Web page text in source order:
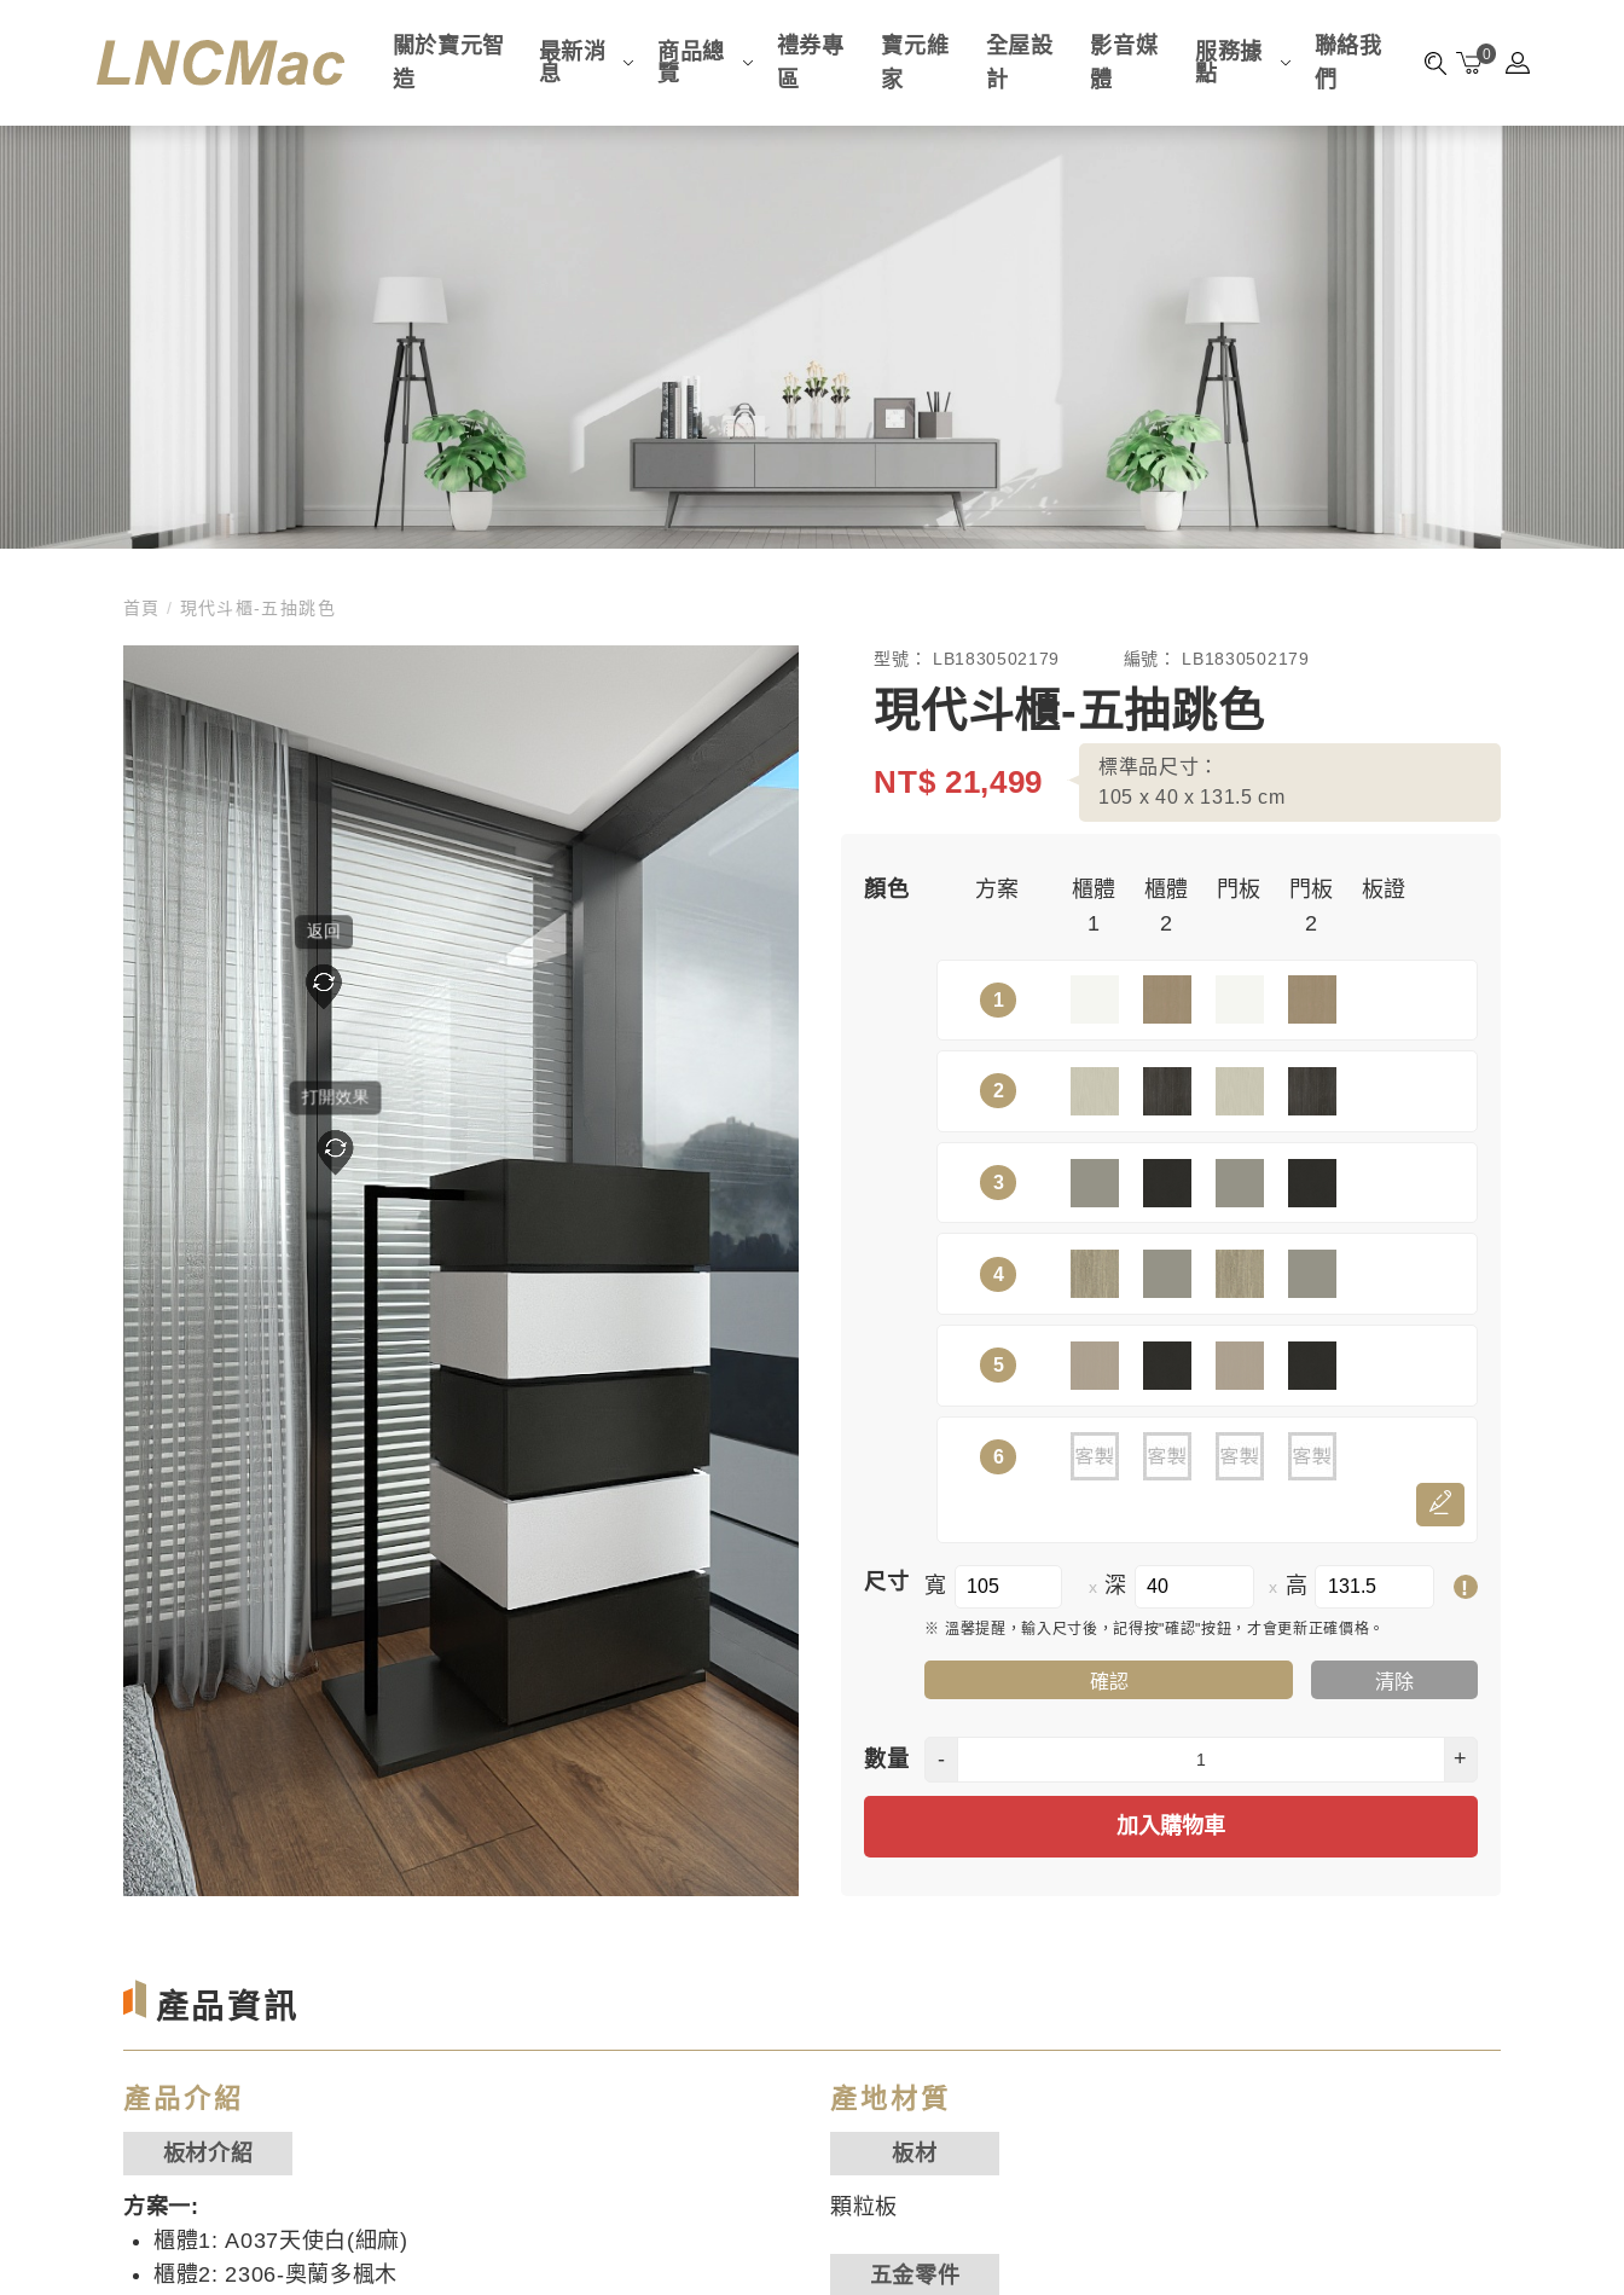
關於寶元智
造
最新消
息
商品總
覽
禮券專
區
寶元維
家
全屋設
計
影音媒
體
服務據
點
聯絡我
們
0
首頁/ 現代斗櫃-五抽跳色
型號： LB1830502179 編號： LB1830502179
現代斗櫃-五抽跳色
NT$ 21,499
標準品尺寸：
105 x 40 x 131.5cm
顏色 方案
櫃體
1
櫃體
2
門板
門板
2
板證
1
2
3
4
5
6
尺寸 寬 x 深 x 高 !
※ 溫馨提醒，輸入尺寸後，記得按"確認"按鈕，才會更新正確價格。
確認 清除
數量 - +
加入購物車
產品資訊
產品介紹
板材介紹
方案一:
櫃體1: A037天使白(細麻)
櫃體2: 2306-奧蘭多楓木
產地材質
板材
顆粒板
五金零件